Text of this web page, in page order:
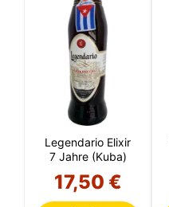
Legendario Elixir
7 Jahre (Kuba)
17,50 €